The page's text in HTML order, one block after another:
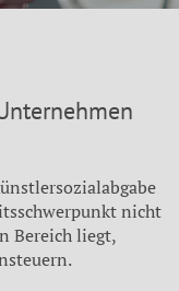
nicht
Bereich liegt,